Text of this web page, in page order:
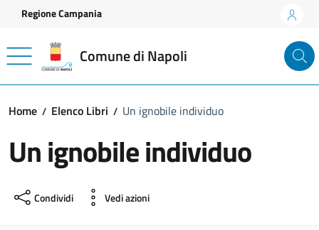
Vai ai contenuti
Vai al footer
Regione Campania
Comune di Napoli
Home Elenco Libri Un ignobile individuo
Un ignobile individuo
Condividi Vedi azioni